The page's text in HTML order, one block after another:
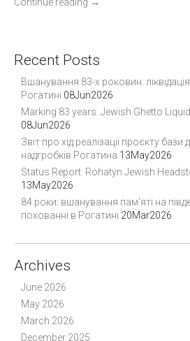
Recent Posts
Вшанування 83-х роковин:
Рогатині 08Jun2026
Marking 83 years: Jewish Ghetto
08Jun2026
Звіт про хід реалізації проєкту
надгробків Рогатина 13May2026
Status Report: Rohatyn Jewish
13May2026
84 роки: вшанування пам’яті на
похованні в Рогатині 20Mar2026
Archives
June 2026
May 2026
March 2026
December 2025